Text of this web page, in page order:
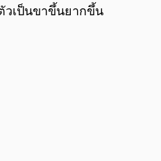
วเป็นขาขึ้นยากขึ้น